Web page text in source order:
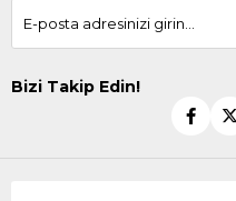
Bizi Takip Edin!